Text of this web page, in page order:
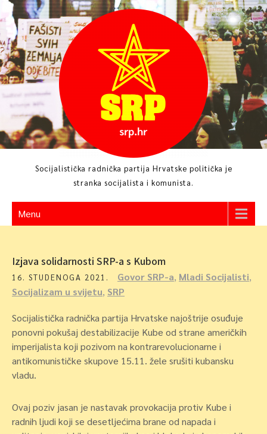
Skip
to
content
Socijalistička radnička partija Hrvatske politička je
stranka socijalista i komunista.
Menu
Izjava solidarnosti SRP-a s Kubom
16. STUDENOGA 2021. Govor SRP-a, Mladi Socijalisti,
Socijalizam u svijetu, SRP
Socijalistička radnička partija Hrvatske najoštrije osuđuje
ponovni pokušaj destabilizacije Kube od strane američkih
imperijalista koji pozivom na kontrarevolucionarne i
antikomunističke skupove 15.11. žele srušiti kubansku
vladu.
Ovaj poziv jasan je nastavak provokacija protiv Kube i
radnih ljudi koji se desetljećima brane od napada i